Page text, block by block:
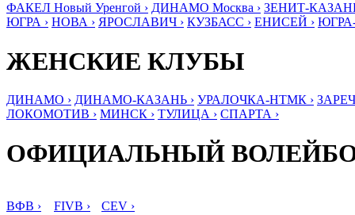
ФАКЕЛ Новый Уренгой › ДИНАМО Москва › ЗЕНИТ-
ЮГРА › НОВА › ЯРОСЛАВИЧ › КУЗБАСС › ЕНИСЕЙ ›
ЖЕНСКИЕ КЛУБЫ
ДИНАМО › ДИНАМО-КАЗАНЬ › УРАЛОЧКА-НТМК ›
ЛОКОМОТИВ › МИНСК › ТУЛИЦА › СПАРТА ›
ОФИЦИАЛЬНЫЙ
ВФВ › FIVB › CEV ›